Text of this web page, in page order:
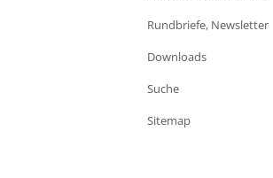
Rundbriefe, Newsletter
Downloads
Suche
Sitemap